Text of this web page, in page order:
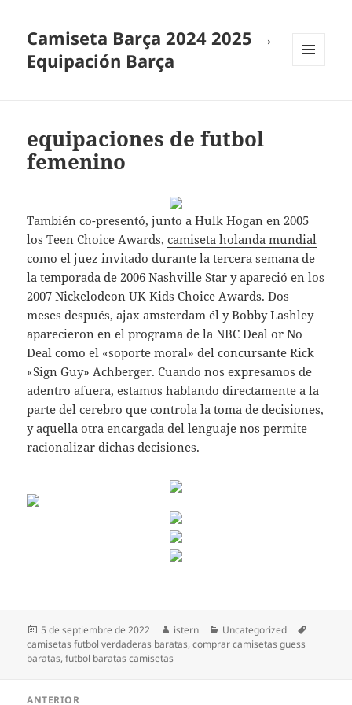
Camiseta Barça 2024 2025 →
Equipación Barça
equipaciones de futbol
femenino
También co-presentó, junto a Hulk Hogan en 2005
los Teen Choice Awards,camiseta holanda mundial
como el juez invitado durante la tercera semana de
la temporada de 2006 Nashville Star y apareció en los
2007 Nickelodeon UK Kids Choice Awards. Dos
meses después,ajax amsterdam él y Bobby Lashley
aparecieron en el programa de la NBC Deal or No
Deal como el «soporte moral» del concursante Rick
«Sign Guy» Achberger. Cuando nos expresamos de
adentro afuera, estamos hablando directamente a la
parte del cerebro que controla la toma de decisiones,
y aquella otra encargada del lenguaje nos permite
racionalizar dichas decisiones.
Publicado
el
5 de septiembre de 2022 Autor
istern Categorías
Uncategorized
camisetas futbol verdaderas baratas,comprar camisetas guess
baratas,futbol baratas camisetas
ANTERIOR